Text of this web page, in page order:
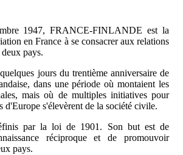
1947, FRANCE-FINLANDE est la
en France à se consacrer aux relations
pays.
jours du trentième anniversaire de
dans une période où montaient les
mais où de multiples initiatives pour
d'Europe s'élevèrent de la société civile.
par la loi de 1901. Son but est de
réciproque et de promouvoir
pays.